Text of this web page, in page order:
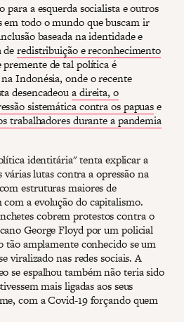
para a esquerda socialista e outros
em todo o mundo que buscam ir
baseada na identidade e
deredistribuição e reconhecimento
premente de tal política é
Indonésia, onde o recente
desencadeoua direita, o
sistemática contra os papuase
trabalhadores durante a pandemia
identitária" tenta explicar a
lutas contra a opressão na
estruturas maiores de
a evolução do capitalismo.
cobrem protestos contra o
George Floyd por um policial
tão amplamente conhecido se um
viralizado nas redes sociais. A
se espalhou também não teria sido
mais ligadas aos seus
com a Covid-19 forçando quem